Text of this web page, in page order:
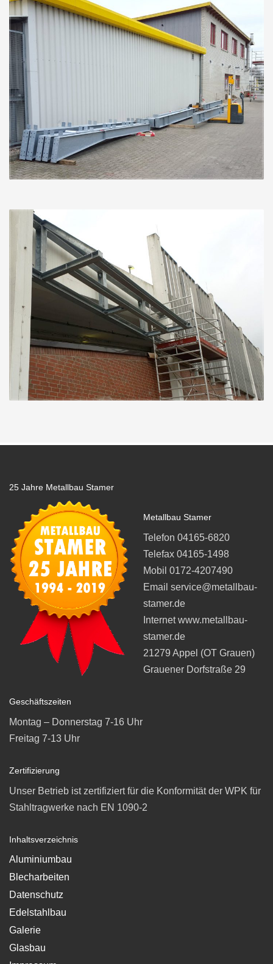
25 Jahre Metallbau Stamer
Metallbau Stamer
Telefon 04165-6820
Telefax 04165-1498
Mobil 0172-4207490
Email service@metallbau-
stamer.de
Internet www.metallbau-
stamer.de
21279 Appel (OT Grauen)
Grauener Dorfstraße 29
Geschäftszeiten
Montag – Donnerstag 7-16 Uhr
Freitag 7-13 Uhr
Zertifizierung
Unser Betrieb ist zertifiziert für die Konformität der WPK für
Stahltragwerke nach EN 1090-2
Inhaltsverzeichnis
Aluminiumbau
Blecharbeiten
Datenschutz
Edelstahlbau
Galerie
Glasbau